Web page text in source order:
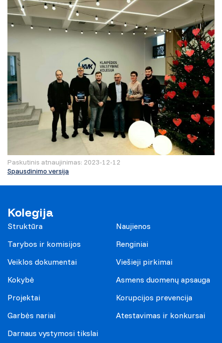
Paskutinis atnaujinimas: 2023-12-12
Spausdinimo versija
Kolegija
Struktūra
Tarybos ir komisijos
Veiklos dokumentai
Kokybė
Projektai
Garbės nariai
Darnaus vystymosi tikslai
Naujienos
Renginiai
Viešieji pirkimai
Asmens duomenų apsauga
Korupcijos prevencija
Atestavimas ir konkursai